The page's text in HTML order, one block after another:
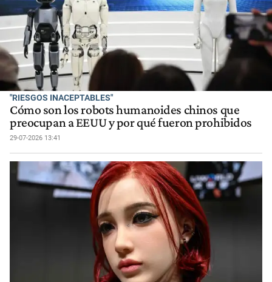
"RIESGOS INACEPTABLES"
Cómo son los robots humanoides chinos que
preocupan a EEUU y por qué fueron prohibidos
29-07-2026 13:41